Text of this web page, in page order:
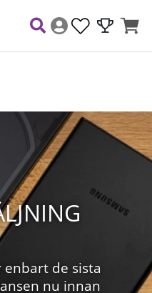
de sista
nu innan